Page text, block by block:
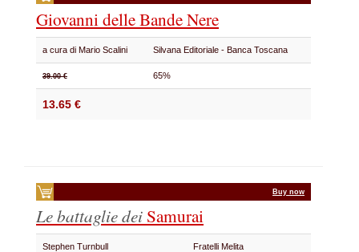
Giovanni delle Bande Nere
a cura di Mario Scalini Silvana Editoriale - Banca Toscana
39.00 € 65%
13.65 €
Buy now
Le battaglie dei Samurai
Stephen Turnbull Fratelli Melita